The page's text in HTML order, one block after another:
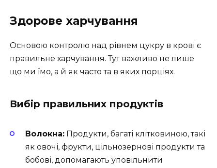
Здорове харчування
Основою контролю над рівнем цукру в крові є
правильне харчування. Тут важливо не лише
що ми їмо, а й як часто та в яких порціях.
Вибір правильних продуктів
Волокна: Продукти, багаті клітковиною, такі
як овочі, фрукти, цільнозернові продукти та
бобові, допомагають уповільнити